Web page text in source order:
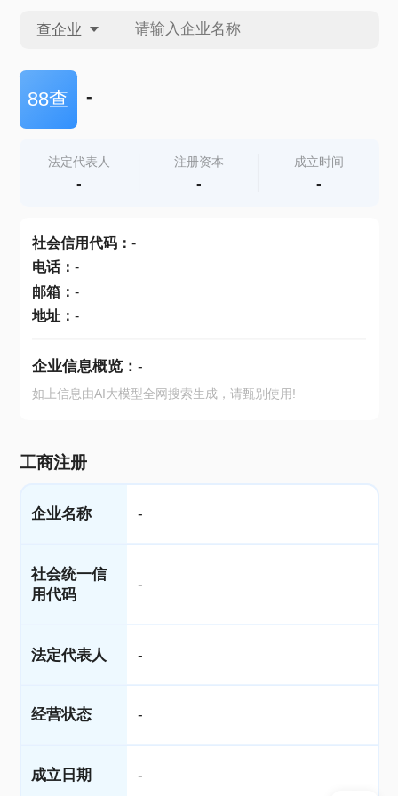
查企业
查企业
查产地
88查 -
法定代表人
-
注册资本
-
成立时间
-
社会信用代码： -
电话： -
邮箱： -
地址： -
企业信息概览： -
如上信息由AI大模型全网搜索生成，请甄别使用!
工商注册
企业名称 -
社会统一信
用代码
-
法定代表人 -
经营状态 -
成立日期 -